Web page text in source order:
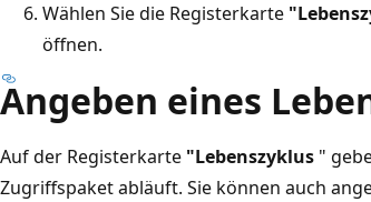
Wählen Sie die Registerkarte
öffnen.
Angeben eines
Auf der Registerkarte "Lebenszyklus "
Zugriffspaket abläuft. Sie können auch